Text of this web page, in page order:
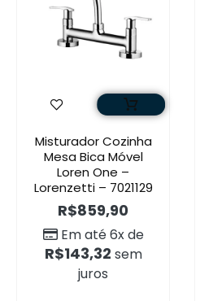
Misturador Cozinha
Mesa Bica Móvel
Loren One –
Lorenzetti – 7021129
R$859,90
Em até 6x de
R$143,32 sem
juros